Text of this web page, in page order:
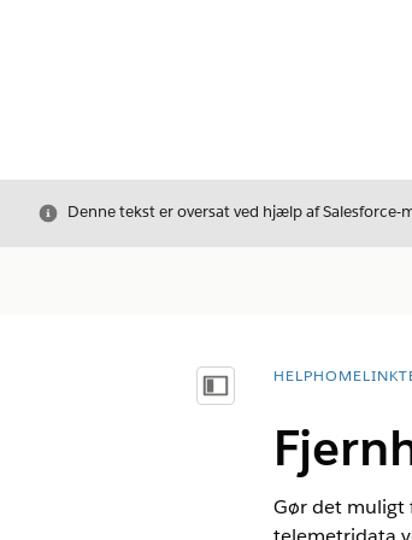
LukDenne tekst er oversat ved hjælp af
Vis indholdsfortegnelse
Gør det muligt